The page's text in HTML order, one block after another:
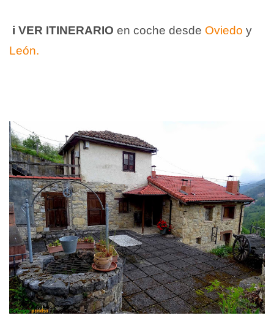
i VER ITINERARIO en coche desde Oviedo y
León.